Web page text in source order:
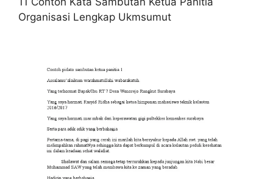
Organisasi Lengkap Ukmsumut